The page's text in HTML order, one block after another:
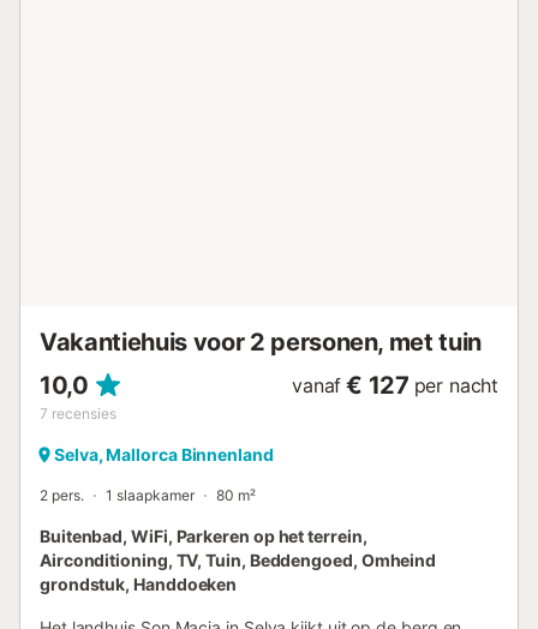
Vakantiehuis voor 2 personen, met tuin
10,0
7 recensies
vanaf € 127 per nacht
Selva, Mallorca Binnenland
2 pers. 1 slaapkamer 80 m²
Buitenbad, WiFi, Parkeren op het terrein,
Airconditioning, TV, Tuin, Beddengoed, Omheind
grondstuk, Handdoeken